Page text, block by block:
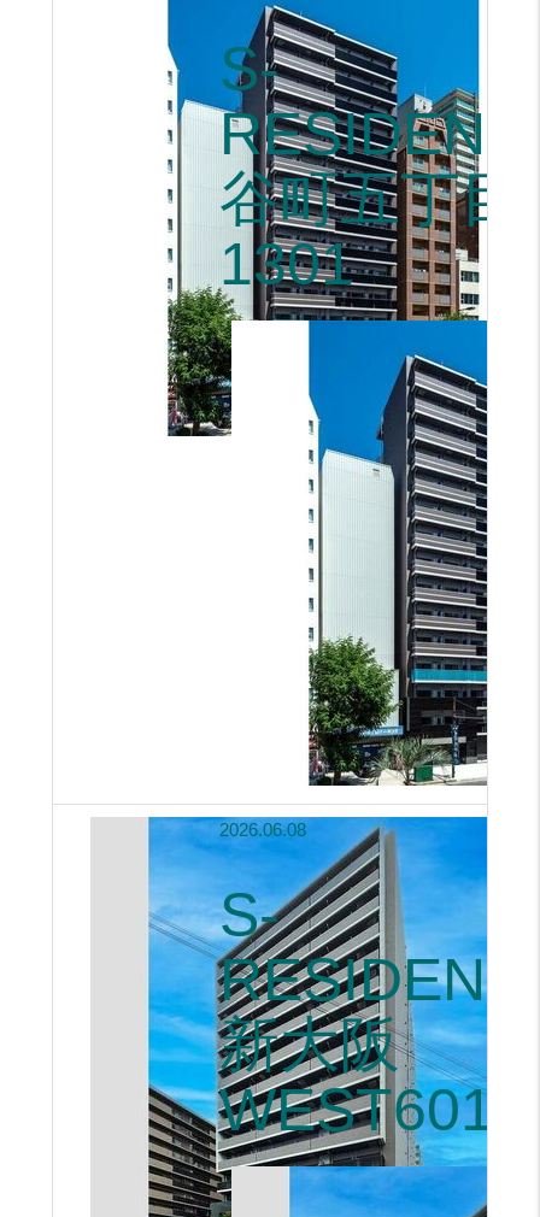
S-
谷町五丁目
1301
2026.06.08
S-
新大阪
WEST601